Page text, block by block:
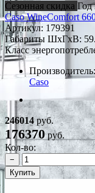
Сезонная скидка Год
Caso WineComfort
Артикул: 179391
Габариты ШxГxВ:
Класс
Производитель:
Caso
246014руб.
176370руб.
Кол-во:
−
Купить